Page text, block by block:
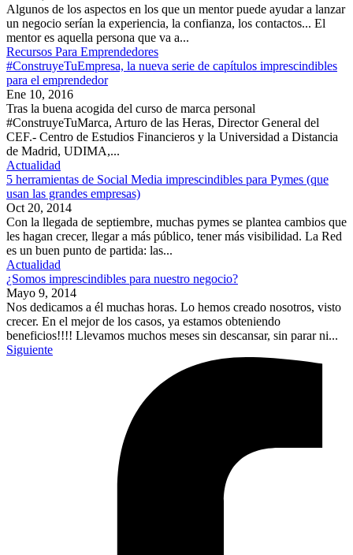
Algunos de los aspectos en los que un mentor puede ayudar a lanzar
un negocio serían la experiencia, la confianza, los contactos... El
mentor es aquella persona que va a...
Recursos Para Emprendedores
#ConstruyeTuEmpresa, la nueva serie de capítulos imprescindibles
para el emprendedor
Ene 10, 2016
Tras la buena acogida del curso de marca personal
#ConstruyeTuMarca, Arturo de las Heras, Director General del
CEF.- Centro de Estudios Financieros y la Universidad a Distancia
de Madrid, UDIMA,...
Actualidad
5 herramientas de Social Media imprescindibles para Pymes (que
usan las grandes empresas)
Oct 20, 2014
Con la llegada de septiembre, muchas pymes se plantea cambios que
les hagan crecer, llegar a más público, tener más visibilidad. La Red
es un buen punto de partida: las...
Actualidad
¿Somos imprescindibles para nuestro negocio?
Mayo 9, 2014
Nos dedicamos a él muchas horas. Lo hemos creado nosotros, visto
crecer. En el mejor de los casos, ya estamos obteniendo
beneficios!!!! Llevamos muchos meses sin descansar, sin parar ni...
Siguiente